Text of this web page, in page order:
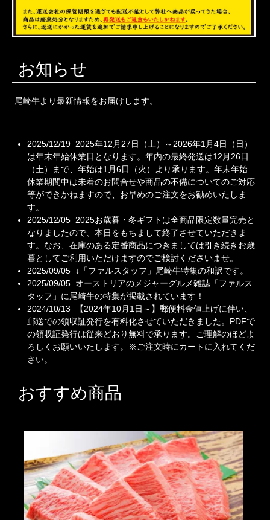
お知らせ
尾崎牛より最新情報をお届けします。
2025/12/19 2025年12月27日（土）～2026年1月4日（日）
は年末年始休業日となります。年内の最終発送は12月26日
（土）まで、年始は1月6日（火）より承ります。年末年始
休業期間中は未着のお問合せや商品の不備についてのご対応
等ができかねますので、お早めのご注文をお勧めいたしま
す。
2025/12/05 2025お歳暮・冬ギフトは全商品限定数量完売と
なりましたので、本日をもちまして終了させていただきま
す。なお、在庫のある定番商品につきましては引き続きお歳
暮としてご利用いただけますのでご検討くださいませ。
2025/09/05
↓「ファルスタッフ」尾崎牛特集の和訳です。
2025/09/05 オーストリアのメジャーグルメ雑誌「ファルス
タッフ」に尾崎牛の特集が掲載されています！
2024/10/13 【2024年10月1日～】郵便料金値上げに伴い、
郵送での領収証発行を有料化させていただきました。PDFで
の領収証発行は従来どおり無料で承ります。ご理解のほどよ
ろしくお願いいたします。※ご注文時にカートに入れてくだ
さい。
おすすめ商品